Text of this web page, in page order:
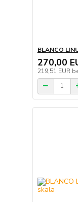
BLANCO
270,00
219,51 EUR